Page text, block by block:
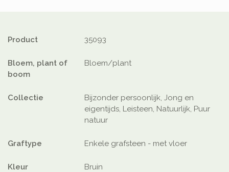
Product 35093
Bloem, plant of
boom
Bloem/plant
Collectie
Bijzonder persoonlijk, Jong en
eigentijds, Leisteen, Natuurlijk, Puur
natuur
Graftype Enkele grafsteen - met vloer
Kleur Bruin